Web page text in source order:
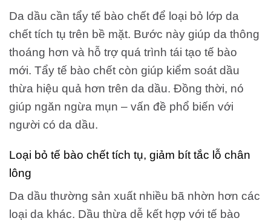
Da dầu cần tẩy tế bào chết để loại bỏ lớp da
chết tích tụ trên bề mặt. Bước này giúp da thông
thoáng hơn và hỗ trợ quá trình tái tạo tế bào
mới. Tẩy tế bào chết còn giúp kiểm soát dầu
thừa hiệu quả hơn trên da dầu. Đồng thời, nó
giúp ngăn ngừa mụn – vấn đề phổ biến với
người có da dầu.
Loại bỏ tế bào chết tích tụ, giảm bít tắc lỗ chân
lông
Da dầu thường sản xuất nhiều bã nhờn hơn các
loại da khác. Dầu thừa dễ kết hợp với tế bào